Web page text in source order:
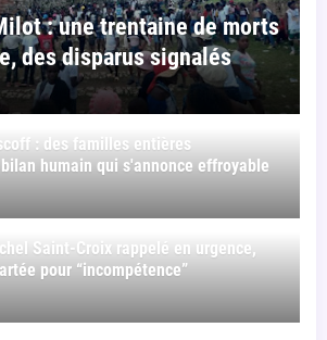
: une trentaine de morts
des disparus signalés
: des familles entières
humain qui s'annonce effroyable
Saint-Croix rappelé en urgence,
pour “incompétence”